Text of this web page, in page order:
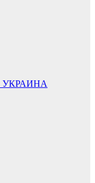
УКРАИНА